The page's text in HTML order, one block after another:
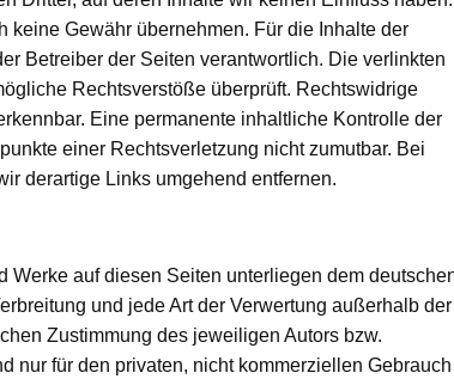
keine Gewähr übernehmen. Für die Inhalte der
Betreiber der Seiten verantwortlich. Die verlinkten
Rechtsverstöße überprüft. Rechtswidrige
Eine permanente inhaltliche Kontrolle der
einer Rechtsverletzung nicht zumutbar. Bei
derartige Links umgehend entfernen.
auf diesen Seiten unterliegen dem
und jede Art der Verwertung außerhalb der
Zustimmung des jeweiligen Autors bzw.
nur für den privaten, nicht kommerziellen Gebrauch